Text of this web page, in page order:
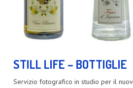
STILL LIFE – BOTTIGLIE
Servizio fotografico in studio per il